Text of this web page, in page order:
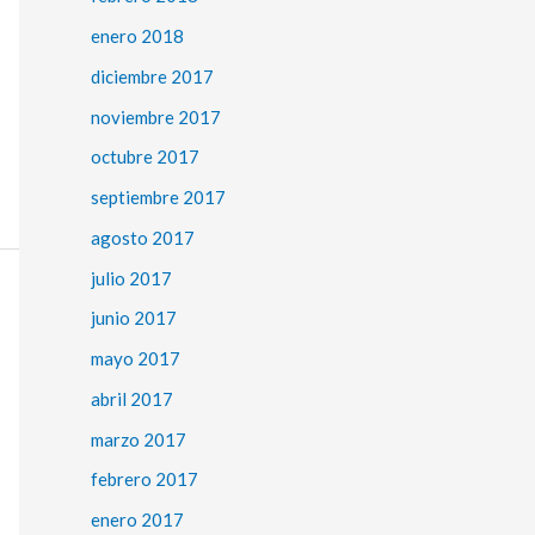
enero 2018
diciembre 2017
noviembre 2017
octubre 2017
septiembre 2017
agosto 2017
julio 2017
junio 2017
mayo 2017
abril 2017
marzo 2017
febrero 2017
enero 2017